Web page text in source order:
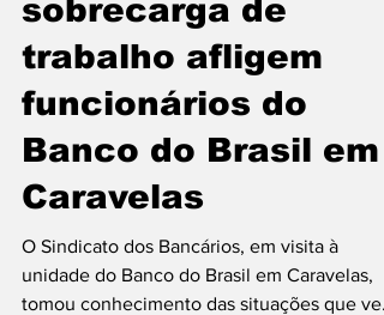
sobrecarga de
trabalho afligem
funcionários do
Banco do Brasil em
Caravelas
O Sindicato dos Bancários, em visita à